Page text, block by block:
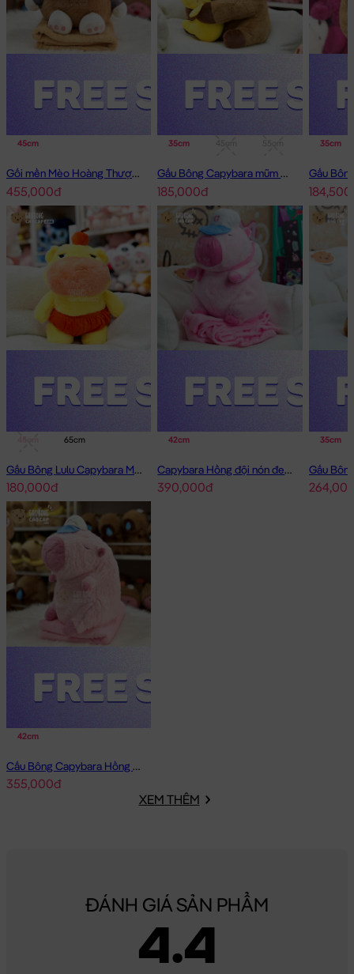
45cm
Gối mền Mèo Hoàng Thượng cosplay Capybara
455,000đ
35cm
Gấu Bông Capybara mũm mĩm ôm Vịt
185,000đ
35cm
65cm
Gấu Bông Lulu Capybara Mặc Quần Cam
180,000đ
42cm
Capybara Hồng đội nón đeo balo có mền 2in1
390,000đ
35cm
42cm
Cấu Bông Capybara Hồng đội nón có mền 2in1
355,000đ
XEM THÊM
ĐÁNH GIÁ SẢN PHẨM
4.4